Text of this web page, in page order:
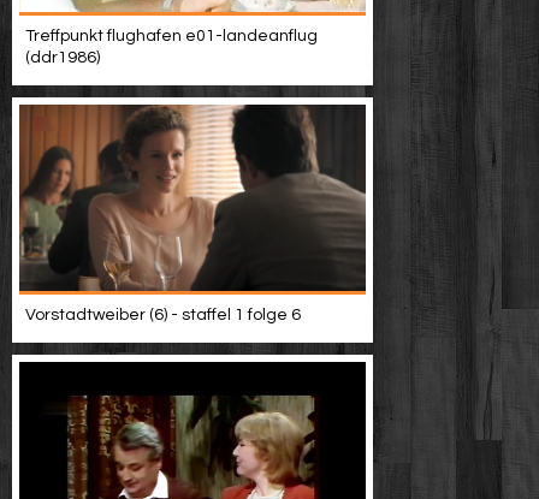
Treffpunkt flughafen e01-landeanflug
(ddr1986)
Vorstadtweiber (6) - staffel 1 folge 6